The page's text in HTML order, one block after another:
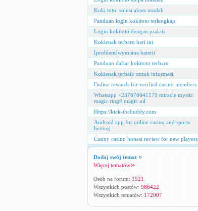
Koki toto: solusi akses mudah
Panduan login kokitoto terlengkap
Login kokitoto dengan praktis
Kokienak terbaru hari ini
[problem]wymiana baterii
Panduan daftar kokitoto terbaru
Kokienak terbaik untuk informasi
Online rewards for verified casino members
Whatsapp +237676641179 miracle mystic
magic ring# magic oil
Https://kick-thebuddy.com
Android app for online casino and sports
betting
Casiny casino honest review for new players
Dodaj swój temat
Więcej tematów
Osób na forum: 1921
Wszystkich postów: 986422
Wszystkich tematów: 172007